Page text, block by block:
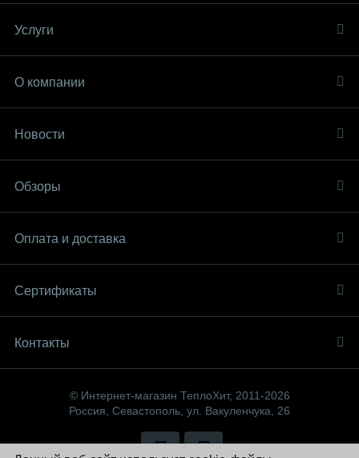
Услуги
О компании
Новости
Обзоры
Оплата и доставка
Сертификаты
Контакты
© Интернет-магазин ТеплоХит, 2011-2026
Россия, Севастополь, ул. Вакуленчука, 26